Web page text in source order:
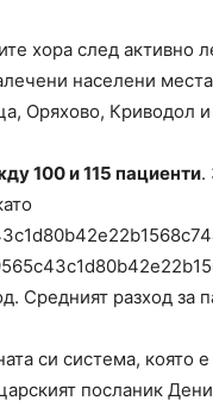
хора след активно
населени
Оряхово, Криводол
100 и 115 пациенти.
Средният разход за
си система, която
посланик